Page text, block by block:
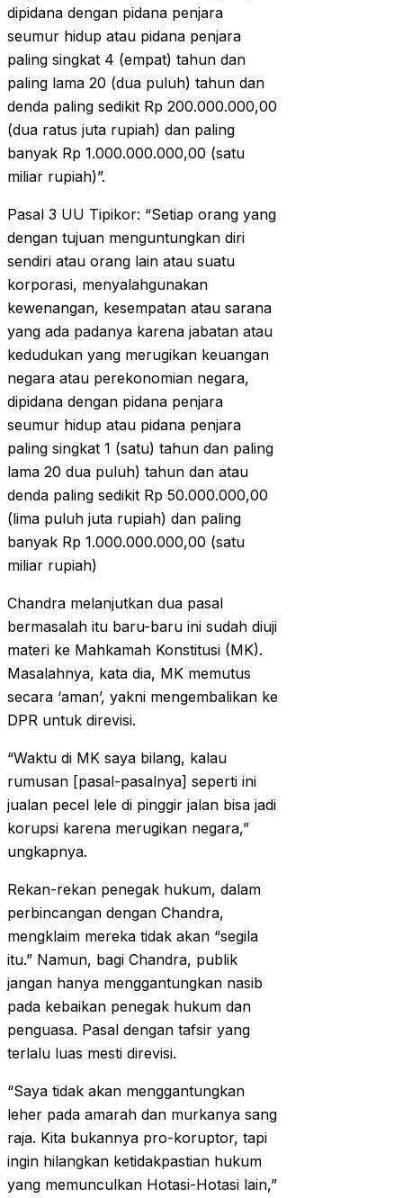
dipidana dengan pidana penjara
seumur hidup atau pidana penjara
paling singkat 4 (empat) tahun dan
paling lama 20 (dua puluh) tahun dan
denda paling sedikit Rp 200.000.000,00
(dua ratus juta rupiah) dan paling
banyak Rp 1.000.000.000,00 (satu
miliar rupiah)”.
Pasal 3 UU Tipikor: “Setiap orang yang
dengan tujuan menguntungkan diri
sendiri atau orang lain atau suatu
korporasi, menyalahgunakan
kewenangan, kesempatan atau sarana
yang ada padanya karena jabatan atau
kedudukan yang merugikan keuangan
negara atau perekonomian negara,
dipidana dengan pidana penjara
seumur hidup atau pidana penjara
paling singkat 1 (satu) tahun dan paling
lama 20 dua puluh) tahun dan atau
denda paling sedikit Rp 50.000.000,00
(lima puluh juta rupiah) dan paling
banyak Rp 1.000.000.000,00 (satu
miliar rupiah)
Chandra melanjutkan dua pasal
bermasalah itu baru-baru ini sudah diuji
materi ke Mahkamah Konstitusi (MK).
Masalahnya, kata dia, MK memutus
secara ‘aman’, yakni mengembalikan ke
DPR untuk direvisi.
“Waktu di MK saya bilang, kalau
rumusan [pasal-pasalnya] seperti ini
jualan pecel lele di pinggir jalan bisa jadi
korupsi karena merugikan negara,”
ungkapnya.
Rekan-rekan penegak hukum, dalam
perbincangan dengan Chandra,
mengklaim mereka tidak akan “segila
itu.” Namun, bagi Chandra, publik
jangan hanya menggantungkan nasib
pada kebaikan penegak hukum dan
penguasa. Pasal dengan tafsir yang
terlalu luas mesti direvisi.
“Saya tidak akan menggantungkan
leher pada amarah dan murkanya sang
raja. Kita bukannya pro-koruptor, tapi
ingin hilangkan ketidakpastian hukum
yang memunculkan Hotasi-Hotasi lain,”